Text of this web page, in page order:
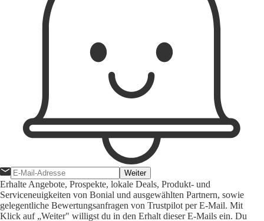
Weiter
Erhalte Angebote, Prospekte, lokale Deals, Produkt- und
Serviceneuigkeiten von Bonial und ausgewählten Partnern, sowie
gelegentliche Bewertungsanfragen von Trustpilot per E-Mail. Mit
Klick auf „Weiter" willigst du in den Erhalt dieser E-Mails ein. Du